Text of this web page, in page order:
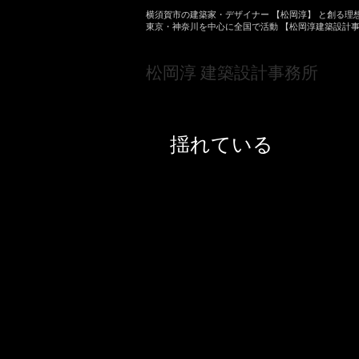
横須賀市の建築家・デザイナー 【松岡淳】 と創る理
東京・神奈川を中心に全国で活動 【松岡淳建築設計
​松岡淳 建築設計事務所
揺れている